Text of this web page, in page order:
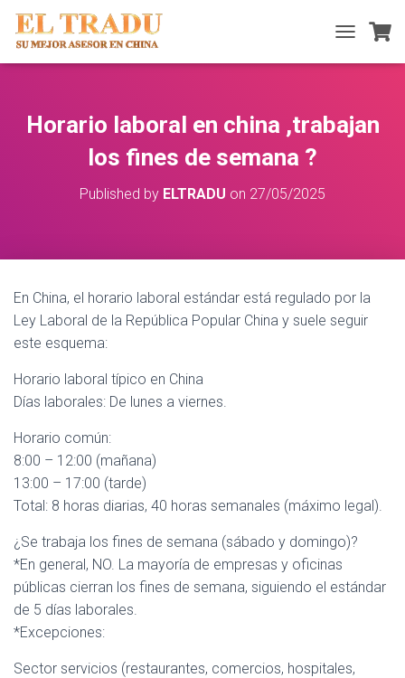
O
E
N
Horario laboral en china ,trabajan
los fines de semana ?
Published by ELTRADU on 27/05/2025
En China, el horario laboral estándar está regulado por la
Ley Laboral de la República Popular China y suele seguir
este esquema:
Horario laboral típico en China
Días laborales: De lunes a viernes.
Horario común:
8:00 – 12:00 (mañana)
13:00 – 17:00 (tarde)
Total: 8 horas diarias, 40 horas semanales (máximo legal).
¿Se trabaja los fines de semana (sábado y domingo)?
*En general, NO. La mayoría de empresas y oficinas
públicas cierran los fines de semana, siguiendo el estándar
de 5 días laborales.
*Excepciones:
Sector servicios (restaurantes, comercios, hospitales,